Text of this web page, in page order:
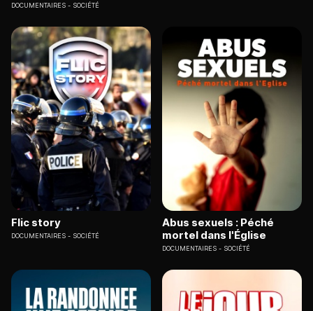
DOCUMENTAIRES SOCIÉTÉ
Flic story
DOCUMENTAIRES SOCIÉTÉ
Abus sexuels : Péché
mortel dans l'Église
DOCUMENTAIRES SOCIÉTÉ